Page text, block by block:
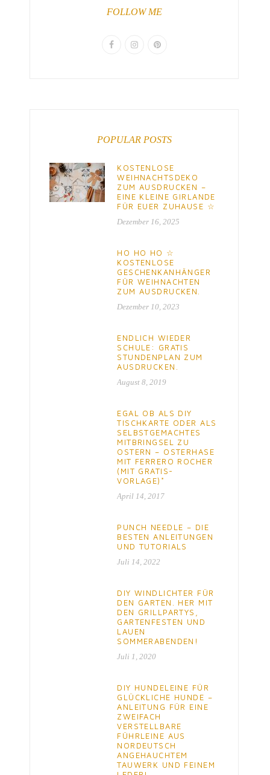
FOLLOW ME
POPULAR POSTS
KOSTENLOSE
WEIHNACHTSDEKO
ZUM AUSDRUCKEN –
EINE KLEINE GIRLANDE
FÜR EUER ZUHAUSE ☆
Dezember 16, 2025
HO HO HO ☆
KOSTENLOSE
GESCHENKANHÄNGER
FÜR WEIHNACHTEN
ZUM AUSDRUCKEN.
Dezember 10, 2023
ENDLICH WIEDER
SCHULE: GRATIS
STUNDENPLAN ZUM
AUSDRUCKEN.
August 8, 2019
EGAL OB ALS DIY
TISCHKARTE ODER ALS
SELBSTGEMACHTES
MITBRINGSEL ZU
OSTERN – OSTERHASE
MIT FERRERO ROCHER
(MIT GRATIS-
VORLAGE)*
April 14, 2017
PUNCH NEEDLE – DIE
BESTEN ANLEITUNGEN
UND TUTORIALS
Juli 14, 2022
DIY WINDLICHTER FÜR
DEN GARTEN. HER MIT
DEN GRILLPARTYS,
GARTENFESTEN UND
LAUEN
SOMMERABENDEN!
Juli 1, 2020
DIY HUNDELEINE FÜR
GLÜCKLICHE HUNDE –
ANLEITUNG FÜR EINE
ZWEIFACH
VERSTELLBARE
FÜHRLEINE AUS
NORDEUTSCH
ANGEHAUCHTEM
TAUWERK UND FEINEM